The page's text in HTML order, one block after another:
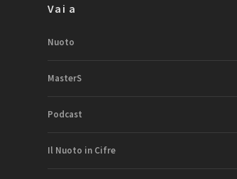
Vai a
Nuoto
MasterS
Podcast
Il Nuoto in Cifre